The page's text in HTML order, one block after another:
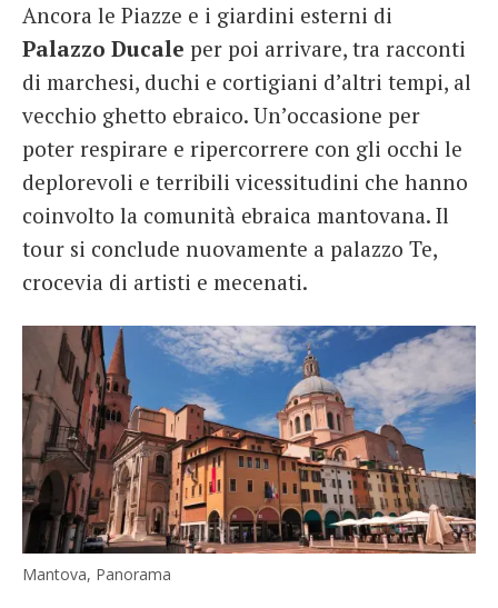
Ancora le Piazze e i giardini esterni di
Palazzo Ducale per poi arrivare, tra racconti
di marchesi, duchi e cortigiani d’altri tempi, al
vecchio ghetto ebraico. Un’occasione per
poter respirare e ripercorrere con gli occhi le
deplorevoli e terribili vicessitudini che hanno
coinvolto la comunità ebraica mantovana. Il
tour si conclude nuovamente a palazzo Te,
crocevia di artisti e mecenati.
Mantova, Panorama